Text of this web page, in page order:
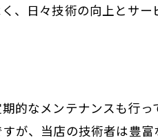
、日々技術の向上とサー
的なメンテナンスも行
が、当店の技術者は豊